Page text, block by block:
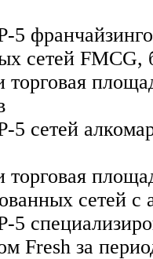
5
сетей
торговая
сетей
торговая
сетей с
5
Fresh за